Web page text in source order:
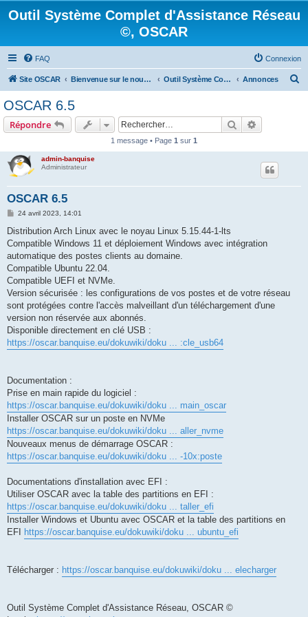
Outil Système Complet d'Assistance Réseau
©, OSCAR
FAQ Connexion
Site OSCAR Bienvenue sur le nouveau forum OSCAR Outil Système Complet d'Assistance Réseau ©, OSCAR Annonces
OSCAR 6.5
Répondre Rechercher
1 message • Page 1 sur 1
admin-banquise
Administrateur
OSCAR 6.5
M
s
a
g
24 avril 2023, 14:01
Distribution Arch Linux avec le noyau Linux 5.15.44-1-lts
Compatible Windows 11 et déploiement Windows avec intégration
automatique des postes clients au domaine.
Compatible Ubuntu 22.04.
Compatible UEFI et NVMe.
Version sécurisée : les configurations de vos postes et de votre réseau
sont protégées contre l'accès malveillant d'un téléchargement d'une
version non réservée aux abonnés.
Disponible directement en clé USB :
https://oscar.banquise.eu/dokuwiki/doku ... :cle_usb64
Documentation :
Prise en main rapide du logiciel :
https://oscar.banquise.eu/dokuwiki/doku ... main_oscar
Installer OSCAR sur un poste en NVMe
https://oscar.banquise.eu/dokuwiki/doku ... aller_nvme
Nouveaux menus de démarrage OSCAR :
https://oscar.banquise.eu/dokuwiki/doku ... -10x:poste
Documentations d'installation avec EFI :
Utiliser OSCAR avec la table des partitions en EFI :
https://oscar.banquise.eu/dokuwiki/doku ... taller_efi
Installer Windows et Ubuntu avec OSCAR et la table des partitions en
EFI
https://oscar.banquise.eu/dokuwiki/doku ... ubuntu_efi
Télécharger : https://oscar.banquise.eu/dokuwiki/doku ... elecharger
Outil Système Complet d'Assistance Réseau, OSCAR ©